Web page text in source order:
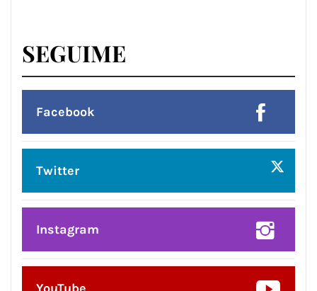
SEGUIME
Facebook
Twitter
Instagram